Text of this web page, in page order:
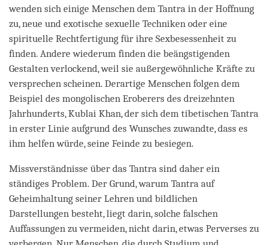
wenden sich einige Menschen dem Tantra in der Hoffnung
zu, neue und exotische sexuelle Techniken oder eine
spirituelle Rechtfertigung für ihre Sexbesessenheit zu
finden. Andere wiederum finden die beängstigenden
Gestalten verlockend, weil sie außergewöhnliche Kräfte zu
versprechen scheinen. Derartige Menschen folgen dem
Beispiel des mongolischen Eroberers des dreizehnten
Jahrhunderts, Kublai Khan, der sich dem tibetischen Tantra
in erster Linie aufgrund des Wunsches zuwandte, dass es
ihm helfen würde, seine Feinde zu besiegen.
Missverständnisse über das Tantra sind daher ein
ständiges Problem. Der Grund, warum Tantra auf
Geheimhaltung seiner Lehren und bildlichen
Darstellungen besteht, liegt darin, solche falschen
Auffassungen zu vermeiden, nicht darin, etwas Perverses zu